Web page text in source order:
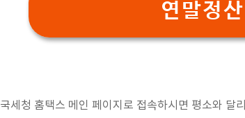
연말정
국세청 홈택스 메인 페이지로 접속하시면 평소와 달